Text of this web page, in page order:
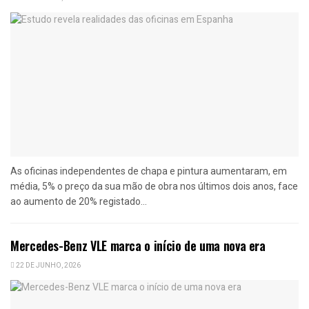
As oficinas independentes de chapa e pintura aumentaram, em
média, 5% o preço da sua mão de obra nos últimos dois anos, face
ao aumento de 20% registado...
Mercedes-Benz VLE marca o início de uma nova era
22 DE JUNHO, 2026